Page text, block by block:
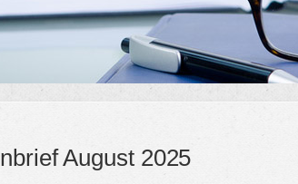
August 2025